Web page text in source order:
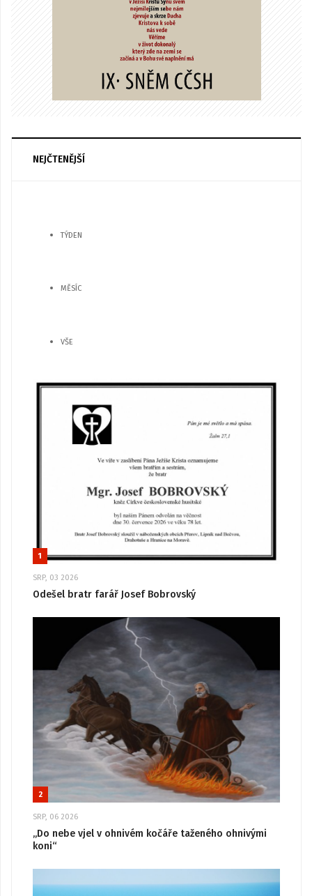
NEJČTENĚJŠÍ
TÝDEN
MĚSÍC
VŠE
1
SRP, 03 2026
Odešel bratr farář Josef Bobrovský
2
SRP, 06 2026
„Do nebe vjel v ohnivém kočáře taženého ohnivými
koni“